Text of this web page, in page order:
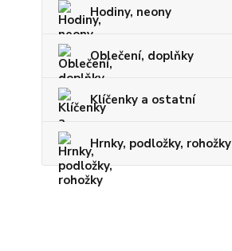
Hodiny, neony
Oblečení, doplňky
Klíčenky a ostatní
Hrnky, podložky, rohožky